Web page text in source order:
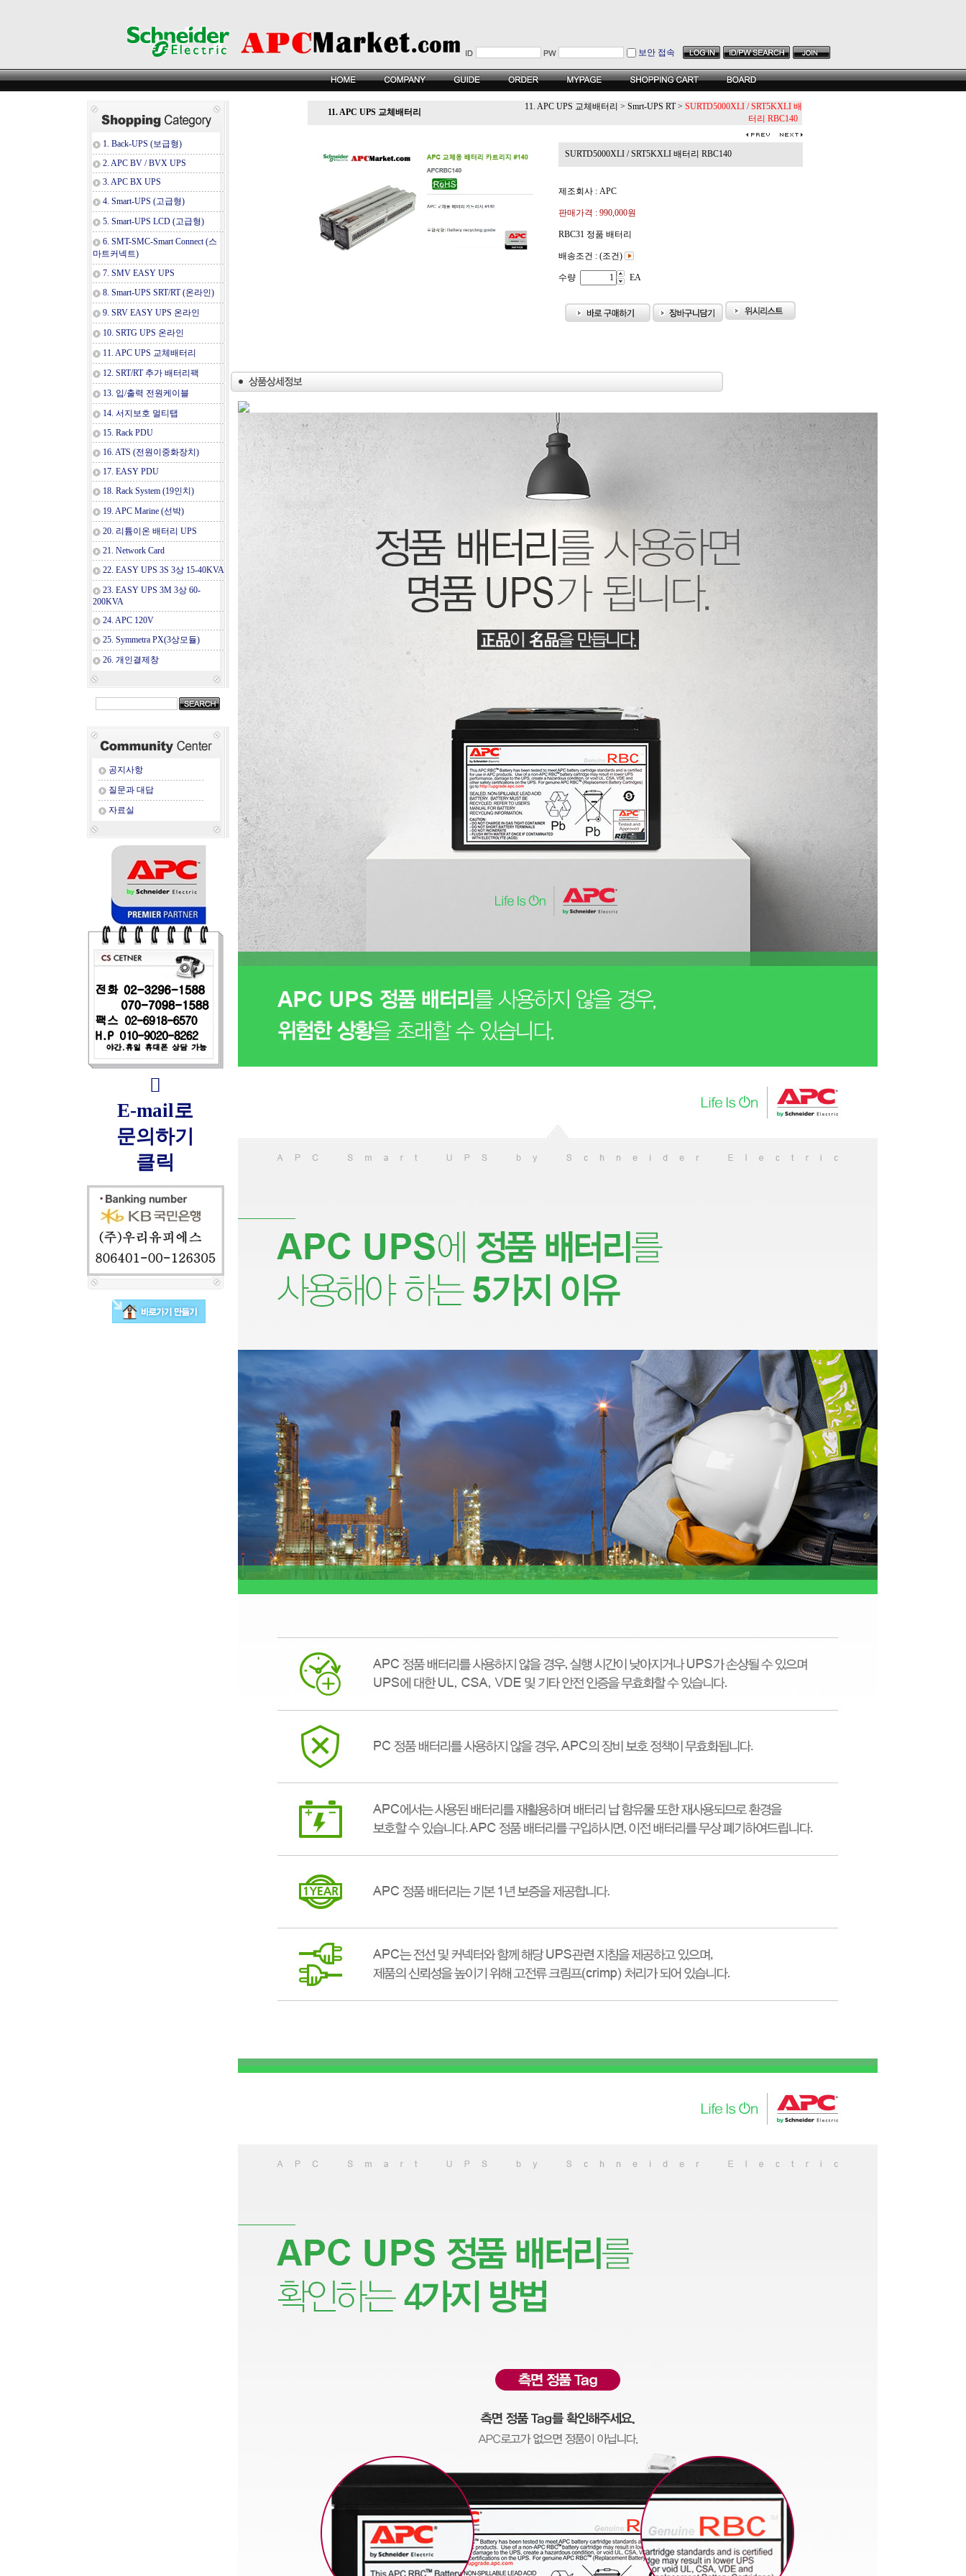
보안 접속
1. Back-UPS (보급형)
2. APC BV / BVX UPS
3. APC BX UPS
4. Smart-UPS (고급형)
5. Smart-UPS LCD (고급형)
6. SMT-SMC-Smart Connect (스
마트커넥트)
7. SMV EASY UPS
8. Smart-UPS SRT/RT (온라인)
9. SRV EASY UPS 온라인
10. SRTG UPS 온라인
11. APC UPS 교체배터리
12. SRT/RT 추가 배터리팩
13. 입/출력 전원케이블
14. 서지보호 멀티탭
15. Rack PDU
16. ATS (전원이중화장치)
17. EASY PDU
18. Rack System (19인치)
19. APC Marine (선박)
20. 리튬이온 배터리 UPS
21. Network Card
22. EASY UPS 3S 3상 15-40KVA
23. EASY UPS 3M 3상 60-
200KVA
24. APC 120V
25. Symmetra PX(3상모듈)
26. 개인결제창
공지사항
질문과 대답
자료실

E-mail로
문의하기
클릭
11. APC UPS 교체배터리
11. APC UPS 교체배터리 > Smrt-UPS RT > SURTD5000XLI / SRT5KXLI 배
터리 RBC140
SURTD5000XLI / SRT5KXLI 배터리 RBC140
제조회사 : APC
판매가격 : 990,000원
RBC31 정품 배터리
배송조건 : (조건)
수량 EA